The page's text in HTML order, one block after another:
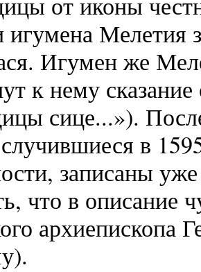
игумена Мелетия
Игумен же
к нему
сице...»).
в
записаны
что в описание
архиепископа